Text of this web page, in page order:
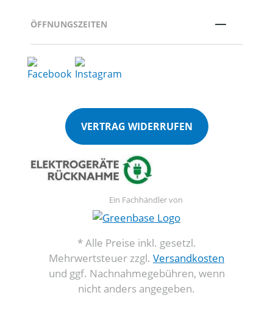
ÖFFNUNGSZEITEN
VERTRAG WIDERRUFEN
Ein Fachhändler von
* Alle Preise inkl. gesetzl.
Mehrwertsteuer zzgl. Versandkosten
und ggf. Nachnahmegebühren, wenn
nicht anders angegeben.